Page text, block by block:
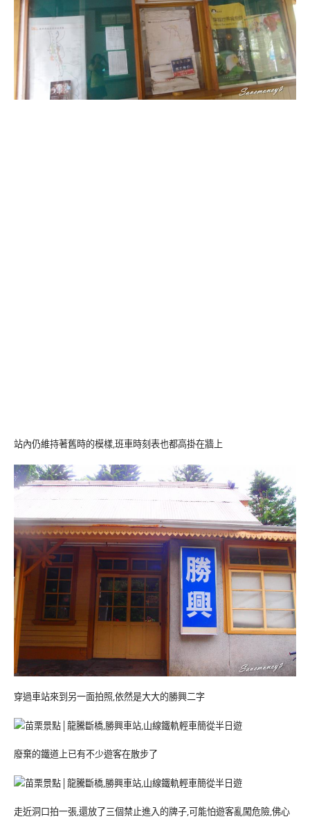
站內仍維持著舊時的模樣,班車時刻表也都高掛在牆上
穿過車站來到另一面拍照,依然是大大的勝興二字
廢棄的鐵道上已有不少遊客在散步了
走近洞口拍一張,還放了三個禁止進入的牌子,可能怕遊客亂闖危險,佛心